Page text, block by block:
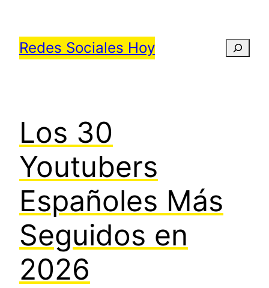
contenido
Redes Sociales Hoy
Los 30
Youtubers
Españoles Más
Seguidos en
2026